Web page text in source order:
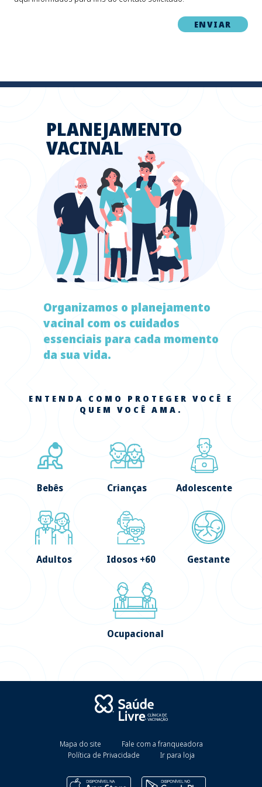
PLANEJAMENTO
VACINAL
Organizamos o planejamento
vacinal com os cuidados
essenciais para cada momento
da sua vida.
ENTENDA COMO PROTEGER VOCÊ E
QUEM VOCÊ AMA.
Bebês Crianças Adolescente
Adultos Idosos +60 Gestante
Ocupacional
Mapa do site
Fale com a franqueadora
Política de Privacidade
Ir para loja